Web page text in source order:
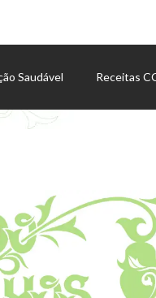
Saudável Receitas